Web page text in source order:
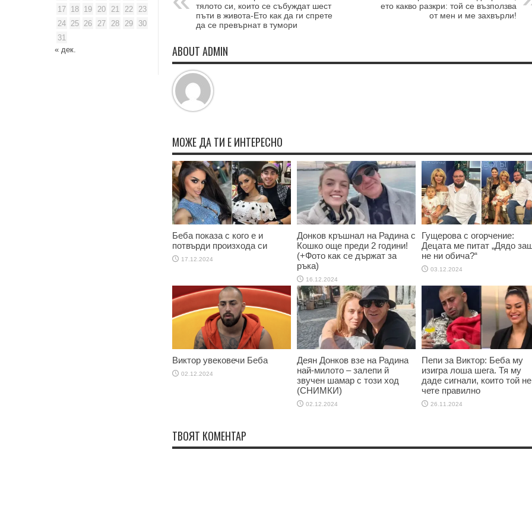
тялото си, които се събуждат шест
пъти в живота-Ето как да ги спрете
да се превърнат в тумори
ето какво разкри: той се възползва
от мен и ме захвърли!
ABOUT ADMIN
МОЖЕ ДА ТИ Е ИНТЕРЕСНО
Беба показа с кого е и
потвърди произхода си
17.12.2024
Донков кръшнал на Радина с
Кошко още преди 2 години!
(+Фото как се държат за
ръка)
16.12.2024
Гущерова с огорчение:
Децата ме питат „Дядо
не ни обича?“
03.12.2024
Виктор увековечи Беба
02.12.2024
Деян Донков взе на Радина
най-милото – залепи й
звучен шамар с този ход
(СНИМКИ)
02.12.2024
Пепи за Виктор: Беба му
изигра лоша шега. Тя му
даде сигнали, които той не
чете правилно
26.11.2024
ТВОЯТ КОМЕНТАР
17 18 19 20 21 22
23
24 25 26 27 28 29
30
31
« дек.